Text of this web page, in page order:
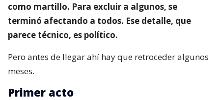
como martillo. Para excluir a algunos, se
terminó afectando a todos. Ese detalle, que
parece técnico, es político.
Pero antes de llegar ahí hay que retroceder algunos
meses.
Primer acto